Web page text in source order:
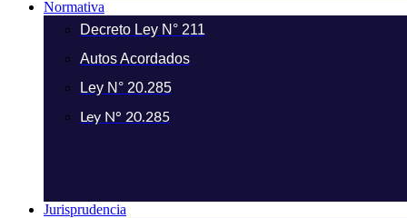
Normativa
Decreto Ley N° 211
Autos Acordados
Ley N° 20.285
Ley N° 20.285
Jurisprudencia